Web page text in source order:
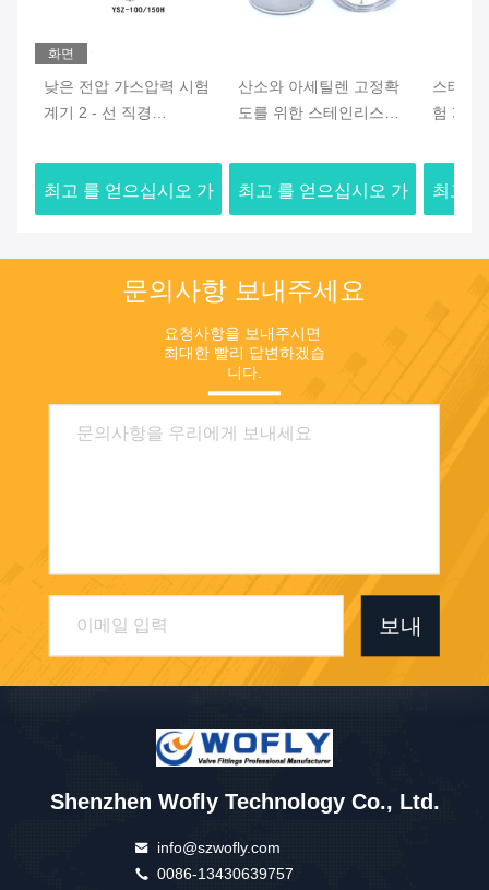
화면
낮은 전압 가스압력 시험
계기 2 - 선 직경
최고 를 얻으십시오 가
산소와 아세틸렌 고정확
도를 위한 스테인리스
최고 를 얻으십시오 가
스테인
험 계기
최고
문의사항 보내주세요
요청사항을 보내주시면
최대한 빨리 답변하겠습
니다.
보내
Shenzhen Wofly Technology Co., Ltd.
info@szwofly.com
0086-13430639757